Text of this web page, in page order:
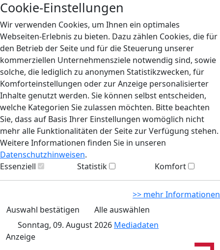
Cookie-Einstellungen
Wir verwenden Cookies, um Ihnen ein optimales
Webseiten-Erlebnis zu bieten. Dazu zählen Cookies, die für
den Betrieb der Seite und für die Steuerung unserer
kommerziellen Unternehmensziele notwendig sind, sowie
solche, die lediglich zu anonymen Statistikzwecken, für
Komforteinstellungen oder zur Anzeige personalisierter
Inhalte genutzt werden. Sie können selbst entscheiden,
welche Kategorien Sie zulassen möchten. Bitte beachten
Sie, dass auf Basis Ihrer Einstellungen womöglich nicht
mehr alle Funktionalitäten der Seite zur Verfügung stehen.
Weitere Informationen finden Sie in unseren
Datenschutzhinweisen.
Essenziell
Statistik Komfort
>> mehr Informationen
Auswahl bestätigen
Alle auswählen
Sonntag, 09. August 2026 Mediadaten
Anzeige